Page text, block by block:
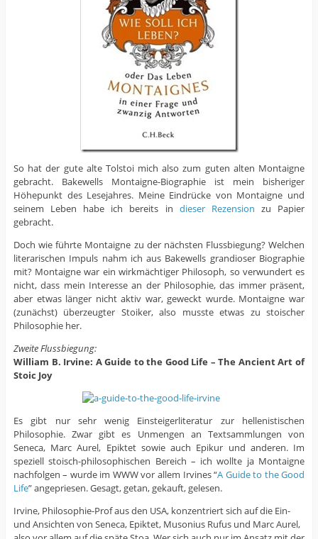
So hat der gute alte Tolstoi mich also zum guten alten Montaigne
gebracht. Bakewells Montaigne-Biographie ist mein bisheriger
Höhepunkt des Lesejahres. Meine Eindrücke von Montaigne und
seinem Leben habe ich bereits in dieser Rezension zu Papier
gebracht.
Doch wie führte Montaigne zu der nächsten Flussbiegung? Welchen
literarischen Impuls nahm ich aus Bakewells grandioser Biographie
mit? Montaigne war ein wirkmächtiger Philosoph, so verwundert es
nicht, dass mein Interesse an der Philosophie, das immer präsent,
aber etwas länger nicht aktiv war, geweckt wurde. Montaigne war
(zunächst) überzeugter Stoiker, also musste etwas zu stoischer
Philosophie her.
Zweite Flussbiegung:
William B. Irvine: A Guide to the Good Life – The Ancient Art of
Stoic Joy
Es gibt nur sehr wenig Einsteigerliteratur zur hellenistischen
Philosophie. Zwar gibt es Unmengen an Textsammlungen von
Seneca, Marc Aurel, Epiktet sowie auch Epikur und anderen. Im
speziell stoisch-philosophischen Bereich – ich wollte ja Montaigne
nachfolgen – wurde im WWW vor allem Irvines “A Guide to the Good
Life” angepriesen. Gesagt, getan, gekauft, gelesen.
Irvine, Philosophie-Prof aus den USA, konzentriert sich auf die Ein-
und Ansichten von Seneca, Epiktet, Musonius Rufus und Marc Aurel,